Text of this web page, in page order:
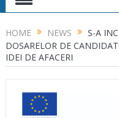
HOME NEWS
S-A
DOSARELOR DE
IDEI DE AFACERI